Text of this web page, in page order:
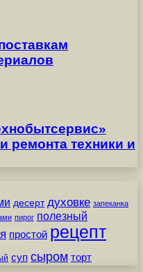
ремонта техники и
десерт духовке запеканка
пирог полезный
простой рецепт
суп сыром торт